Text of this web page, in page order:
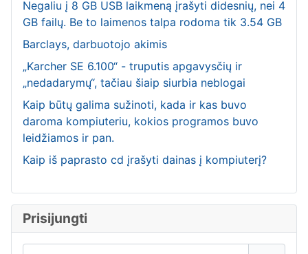
Negaliu į 8 GB USB laikmeną įrašyti didesnių, nei 4
GB failų. Be to laimenos talpa rodoma tik 3.54 GB
Barclays, darbuotojo akimis
„Karcher SE 6.100“ - truputis apgavysčių ir
„nedadarymų“, tačiau šiaip siurbia neblogai
Kaip būtų galima sužinoti, kada ir kas buvo
daroma kompiuteriu, kokios programos buvo
leidžiamos ir pan.
Kaip iš paprasto cd įrašyti dainas į kompiuterį?
Prisijungti